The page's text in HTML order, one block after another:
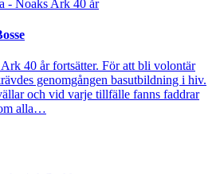
40 år fortsätter. För att bli volontär
genomgången basutbildning i hiv.
och vid varje tillfälle fanns faddrar
alla…